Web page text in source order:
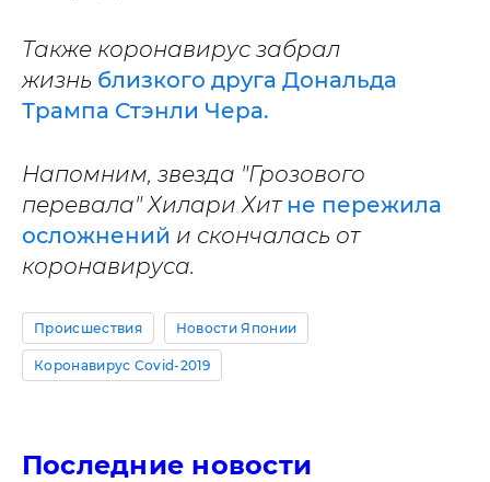
Также коронавирус забрал
жизнь близкого друга Дональда
Трампа Стэнли Чера.
Напомним, звезда "Грозового
перевала" Хилари Хит не пережила
осложнений и скончалась от
коронавируса.
Происшествия Новости Японии
Коронавирус Covid-2019
Последние новости